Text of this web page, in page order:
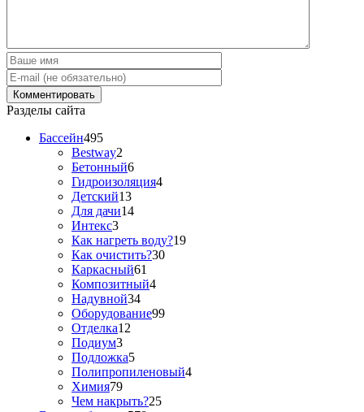
Разделы сайта
Бассейн495
Bestway2
Бетонный6
Гидроизоляция4
Детский13
Для дачи14
Интекс3
Как нагреть воду?19
Как очистить?30
Каркасный61
Композитный4
Надувной34
Оборудование99
Отделка12
Подиум3
Подложка5
Полипропиленовый4
Химия79
Чем накрыть?25